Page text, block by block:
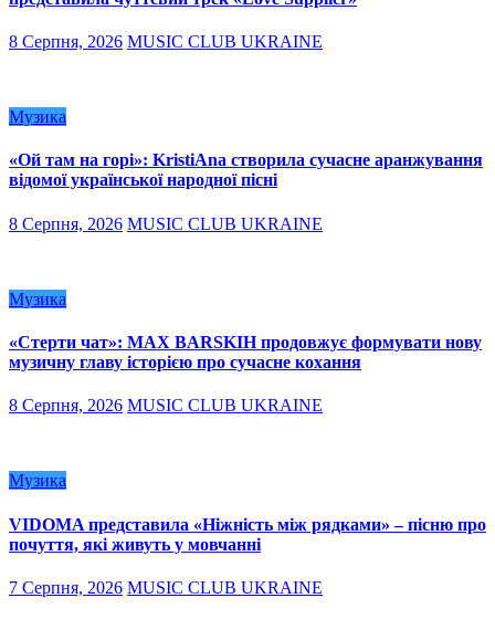
8 Серпня, 2026 MUSIC CLUB UKRAINE
Музика
«Ой там на горі»: KristiAna створила сучасне аранжування
відомої української народної пісні
8 Серпня, 2026 MUSIC CLUB UKRAINE
Музика
«Стерти чат»: MAX BARSKIH продовжує формувати нову
музичну главу історією про сучасне кохання
8 Серпня, 2026 MUSIC CLUB UKRAINE
Музика
VIDOMA представила «Ніжність між рядками» – пісню про
почуття, які живуть у мовчанні
7 Серпня, 2026 MUSIC CLUB UKRAINE